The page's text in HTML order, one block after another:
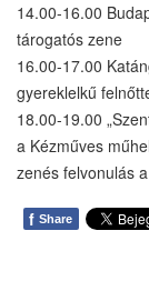
14.00-16.00
tárogatós zene
16.00-17.00
gyereklelkű
18.00-19.00
a Kézműves
zenés felvonulás
f Share